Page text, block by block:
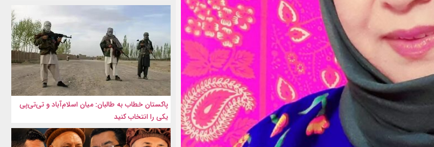
پاکستان خطاب به طالبان: میان اسلام‌آباد و تی‌تی‌پی
یکی را انتخاب کنید